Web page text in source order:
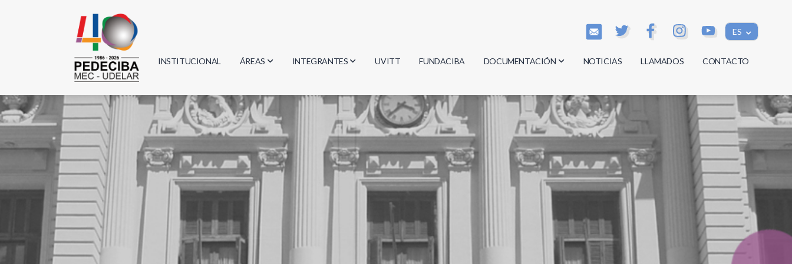
ES
INSTITUCIONAL ÁREAS
Biología
Física
Geociencias
Informática
Matemática
INTEGRANTES
Investigadores
Estudiantes
Egresados
UVITT FUNDACIBA DOCUMENTACIÓN
Actas
Reglamentos
Documentos
NOTICIAS LLAMADOS CONTACTO